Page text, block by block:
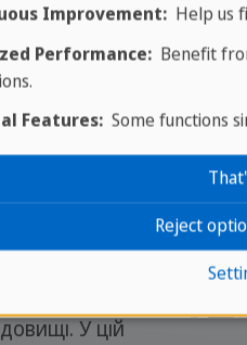
на мовний
зробити так,
іноземну
на все
можливість
літнім
У цій
Improvement:Help us
Performance:Benefit
Features:Some functions
Reject